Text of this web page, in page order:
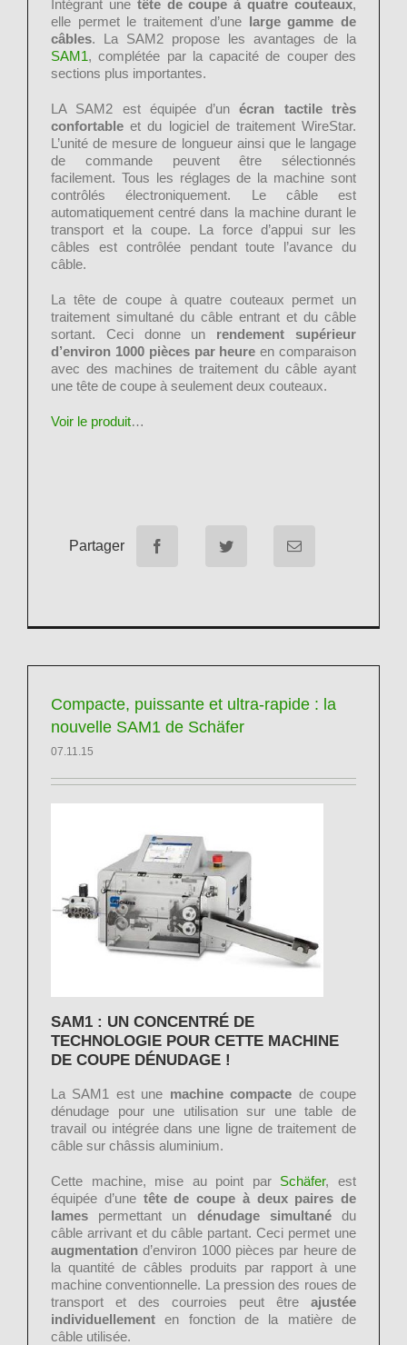
Intégrant une tête de coupe à quatre couteaux,
elle permet le traitement d’une large gamme de
câbles. La SAM2 propose les avantages de la
SAM1, complétée par la capacité de couper des
sections plus importantes.
LA SAM2 est équipée d’unécran tactile très
confortable et du logiciel de traitement WireStar.
L’unité de mesure de longueur ainsi que le langage
de commande peuvent être sélectionnés
facilement. Tous les réglages de la machine sont
contrôlés électroniquement. Le câble est
automatiquement centré dans la machine durant le
transport et la coupe. La force d’appui sur les
câbles est contrôlée pendant toute l’avance du
câble.
La tête de coupe à quatre couteaux permet un
traitement simultané du câble entrant et du câble
sortant. Ceci donne un rendement supérieur
d’environ 1000 pièces par heure en comparaison
avec des machines de traitement du câble ayant
une tête de coupe à seulement deux couteaux.
Voir le produit…
Partager
Compacte, puissante et ultra-rapide : la
nouvelle SAM1 de Schäfer
07.11.15
SAM1 : UN CONCENTRÉ DE
TECHNOLOGIE POUR CETTE MACHINE
DE COUPE DÉNUDAGE !
La SAM1 est une machine compacte de coupe
dénudage pour une utilisation sur une table de
travail ou intégrée dans une ligne de traitement de
câble sur châssis aluminium.
Cette machine, mise au point par Schäfer, est
équipée d’une tête de coupe à deux paires de
lames permettant un dénudage simultanédu
câble arrivant et du câble partant. Ceci permet une
augmentation d’environ 1000 pièces par heure de
la quantité de câbles produits par rapport à une
machine conventionnelle. La pression des roues de
transport et des courroies peut être ajustée
individuellement en fonction de la matière de
câble utilisée.